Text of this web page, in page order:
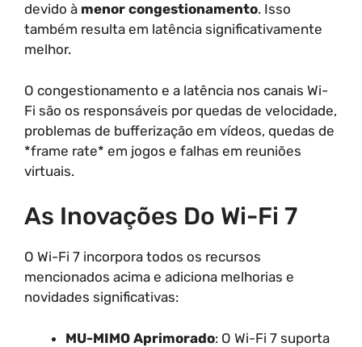
devido à menor congestionamento. Isso
também resulta em latência significativamente
melhor.
O congestionamento e a latência nos canais Wi-
Fi são os responsáveis por quedas de velocidade,
problemas de bufferização em vídeos, quedas de
*frame rate* em jogos e falhas em reuniões
virtuais.
As Inovações Do Wi-Fi 7
O Wi-Fi 7 incorpora todos os recursos
mencionados acima e adiciona melhorias e
novidades significativas:
MU-MIMO Aprimorado: O Wi-Fi 7 suporta